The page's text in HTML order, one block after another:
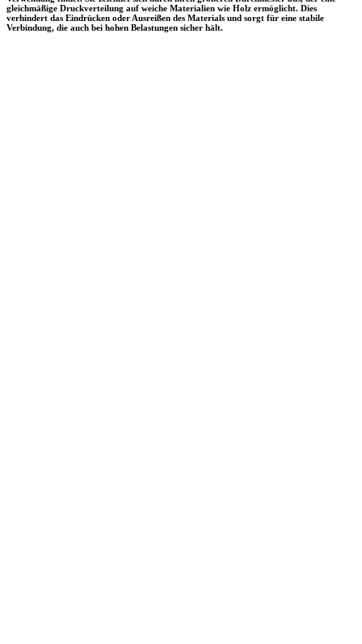
gleichmäßige Druckverteilung auf weiche Materialien wie Holz ermöglicht. Dies
verhindert das Eindrücken oder Ausreißen des Materials und sorgt für eine stabile
Verbindung, die auch bei hohen Belastungen sicher hält.